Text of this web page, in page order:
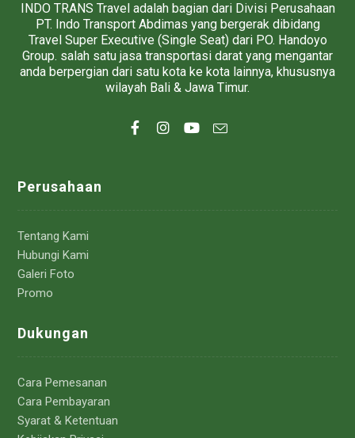
INDO TRANS Travel adalah bagian dari Divisi Perusahaan
PT. Indo Transport Abdimas yang bergerak dibidang
Travel Super Executive (Single Seat) dari PO. Handoyo
Group. salah satu jasa transportasi darat yang mengantar
anda berpergian dari satu kota ke kota lainnya, khususnya
wilayah Bali & Jawa Timur.
Perusahaan
Tentang Kami
Hubungi Kami
Galeri Foto
Promo
Dukungan
Cara Pemesanan
Cara Pembayaran
Syarat & Ketentuan